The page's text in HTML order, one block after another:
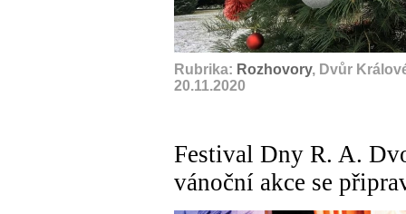
Rubrika: Rozhovory, Dvůr
20.11.2020
Festival Dny R. A.
vánoční akce se